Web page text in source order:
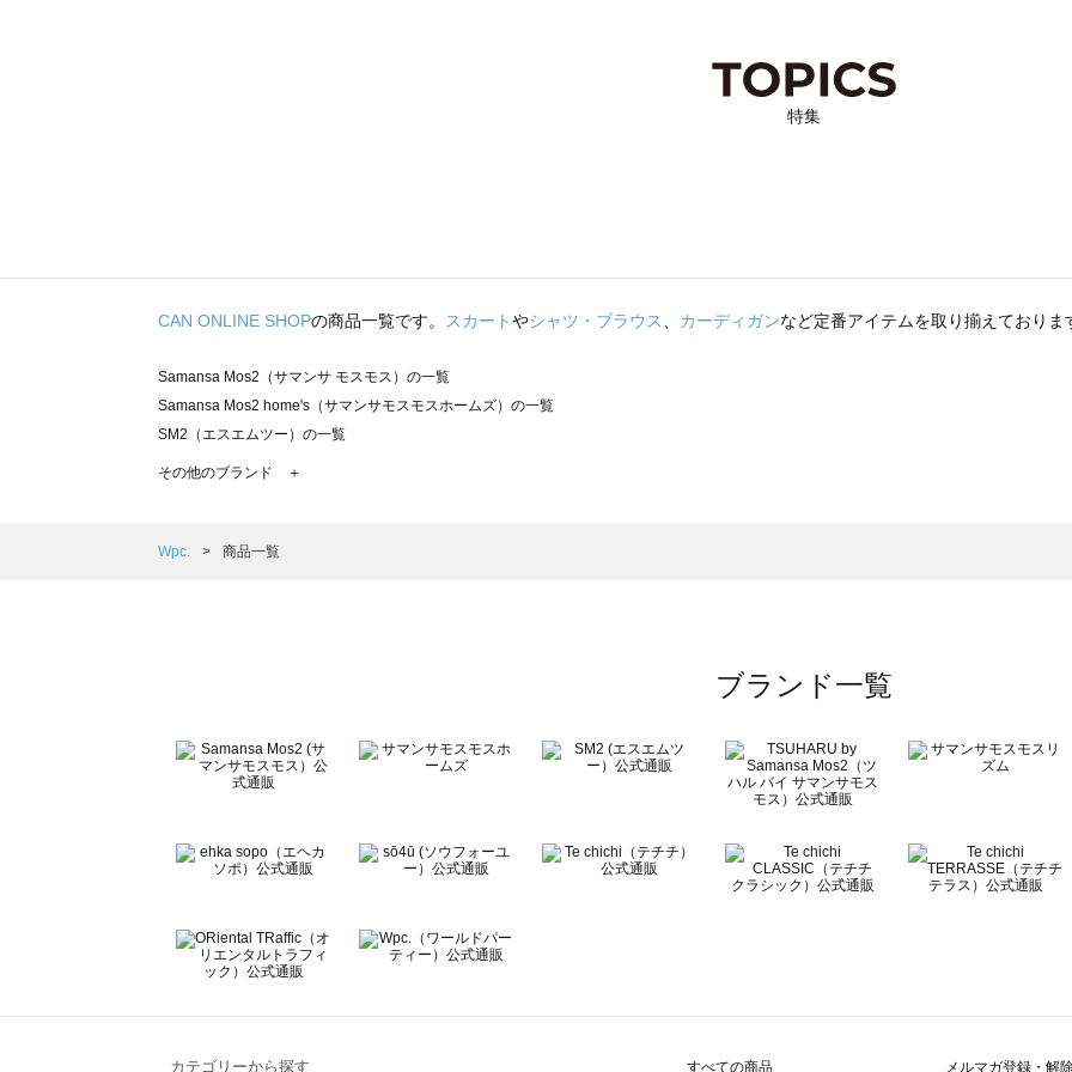
特集
CAN ONLINE SHOPの商品一覧です。 スカートやシャツ・ブラウス、 カーディガンなど定番アイテムを取り揃えておりま
Samansa Mos2（サマンサ モスモス）の一覧
Samansa Mos2 home's（サマンサモスモスホームズ）の一覧
SM2（エスエムツー）の一覧
TSUHARU by Samansa Mos2（ツハルバイサマンサモスモス）の一覧
Samansa Mos2 Lagom（サマンサモスモス ラーゴム）の一覧
BETTY'S BLUE（べティーズブルー）の一覧
Wpc.（ワールドパーティー）の一覧
その他のブランド ＋
Wpc. 商品一覧
ブランド一覧
カテゴリーから探す すべての商品 メルマガ登録・解